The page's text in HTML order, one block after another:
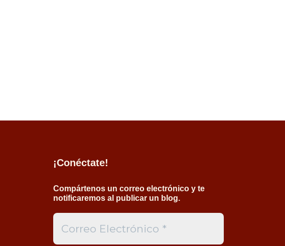
¡Conéctate!
Compártenos un correo electrónico y te
notificaremos al publicar un blog.